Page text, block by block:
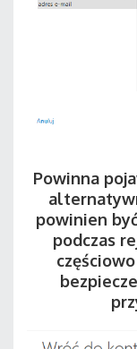
Powinna
powinien
podczas